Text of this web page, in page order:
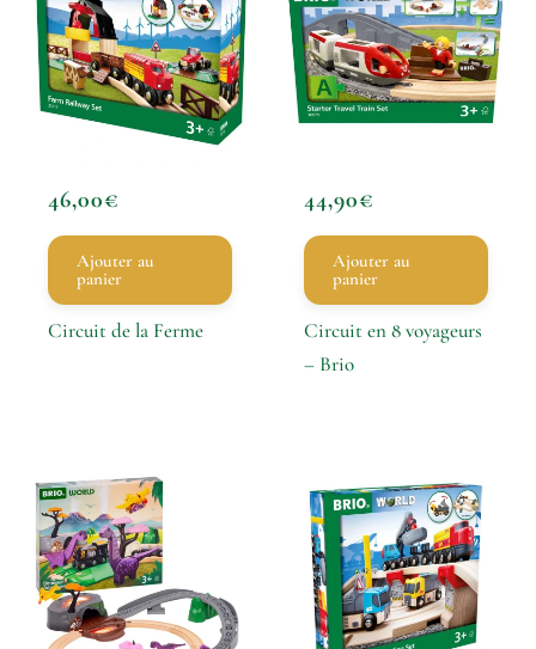
46,00€
Ajouter au
panier
Circuit de la Ferme
44,90€
Ajouter au
panier
Circuit en 8 voyageurs
– Brio